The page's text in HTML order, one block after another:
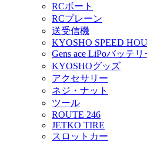
RCボート
RCプレーン
送受信機
KYOSHO SPEED
Gens ace LiPoバッテリ
KYOSHOグッズ
アクセサリー
ネジ・ナット
ツール
ROUTE 246
JETKO TIRE
スロットカー